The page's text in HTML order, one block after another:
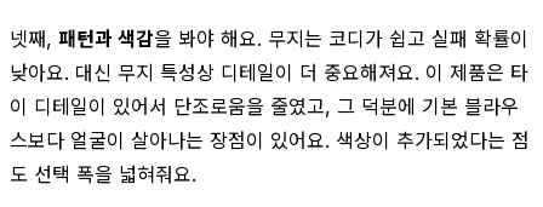
넷째, 패턴과 색감을 봐야 해요. 무지는 코디가 쉽고 실패 확률이
낮아요. 대신 무지 특성상 디테일이 더 중요해져요. 이 제품은 타
이 디테일이 있어서 단조로움을 줄였고, 그 덕분에 기본 블라우
스보다 얼굴이 살아나는 장점이 있어요. 색상이 추가되었다는 점
도 선택 폭을 넓혀줘요.